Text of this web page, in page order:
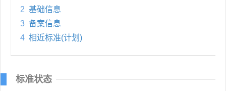
2 基础信息
3 备案信息
4 相近标准(计划)
标准状态